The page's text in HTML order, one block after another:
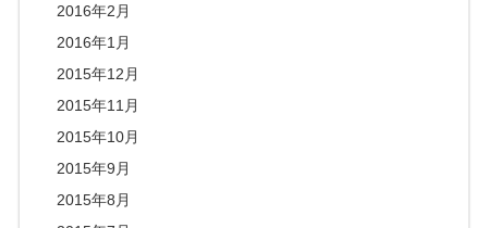
2016年2月
2016年1月
2015年12月
2015年11月
2015年10月
2015年9月
2015年8月